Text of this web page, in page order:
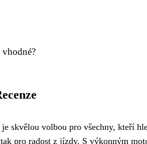
skvělou volbou pro všechny, kteří
pro radost z jízdy. S výkonným